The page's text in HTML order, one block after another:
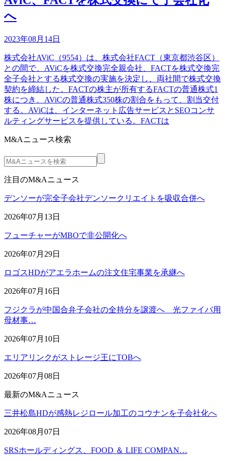
へ
2023年08月14日
株式会社AViC（9554）は、株式会社FACT（東京都渋谷区）
との間で、AViCを株式交換完全親会社、FACTを株式交換完
全子会社とする株式交換の実施を決定し、両社間で株式交換
契約を締結した。FACTの株主が所有するFACTの普通株式1
株につき、AViCの普通株式350株の割合をもって、割当交付
する。AViCは、インターネット広告サービスとSEOコンサ
ルティングサービスを提供している。FACTは
M&Aニュース検索
注目のM&Aニュース
デンソーが完全子会社デンソークリエイトを吸収合併へ
2026年07月13日
フューチャーがMBOで非公開化へ
2026年07月29日
ロゴスHDがアエラホームの注文住宅事業を承継へ
2026年07月16日
フジクラが中国合弁子会社の全持分を譲渡へ 光ファイバ用
母材事…
2026年07月10日
エリアリンクがストレージ王にTOBへ
2026年07月08日
最新のM&Aニュース
三井松島HDが感熱レジロール加工のコウナンを子会社化へ
2026年08月07日
SRSホールディングス、FOOD ＆ LIFE COMPAN…